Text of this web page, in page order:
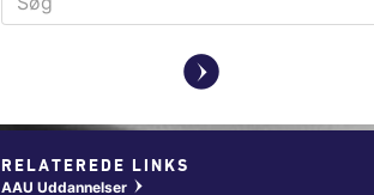
y
RELATEREDE LINKS
AAU Uddannelser w